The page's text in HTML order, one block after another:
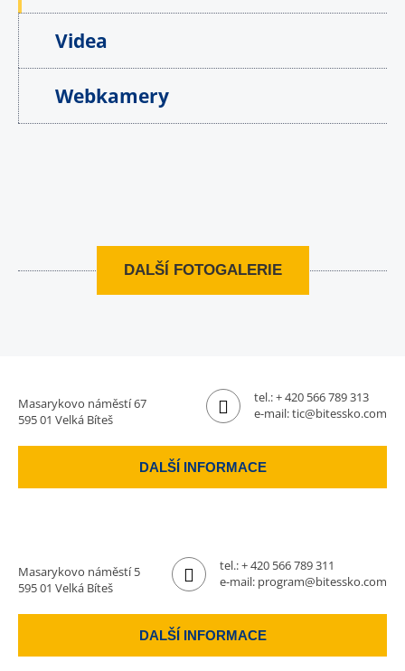
Videa
Webkamery
DALŠÍ FOTOGALERIE
Masarykovo náměstí 67
595 01 Velká Bíteš
tel.:+ 420 566 789 313
e-mail:tic@bitessko.com
DALŠÍ INFORMACE
Masarykovo náměstí 5
595 01 Velká Bíteš
tel.:+ 420 566 789 311
e-mail: program@bitessko.com
DALŠÍ INFORMACE